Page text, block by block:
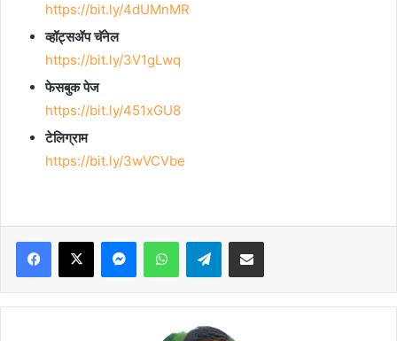
https://bit.ly/4dUMnMR
व्हॉट्सॲप चॅनेल
https://bit.ly/3V1gLwq
फेसबुक पेज
https://bit.ly/451xGU8
टेलिग्राम
https://bit.ly/3wVCVbe
Facebook
X MessengerWhatsAppTelegramShare via Email